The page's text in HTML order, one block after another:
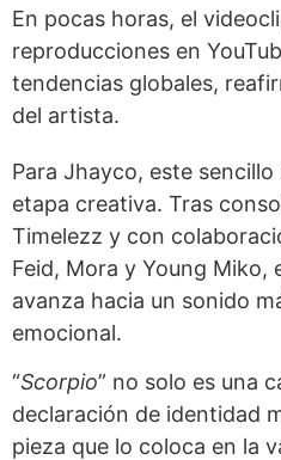
En pocas horas, el
reproducciones en
tendencias globales,
del artista.
Para Jhayco, este
etapa creativa. Tras
Timelezz y con
Feid, Mora y Young Miko,
avanza hacia un sonido
emocional.
“Scorpio” no solo es una
declaración de identidad
pieza que lo coloca en la